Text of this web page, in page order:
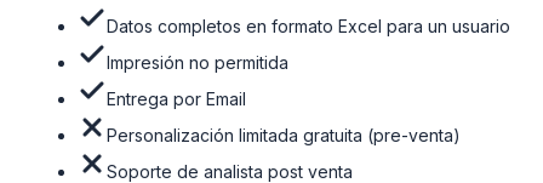
Datos completos en formato Excel para un usuario
Impresión no permitida
Entrega por Email
Personalización limitada gratuita (pre-venta)
Soporte de analista post venta